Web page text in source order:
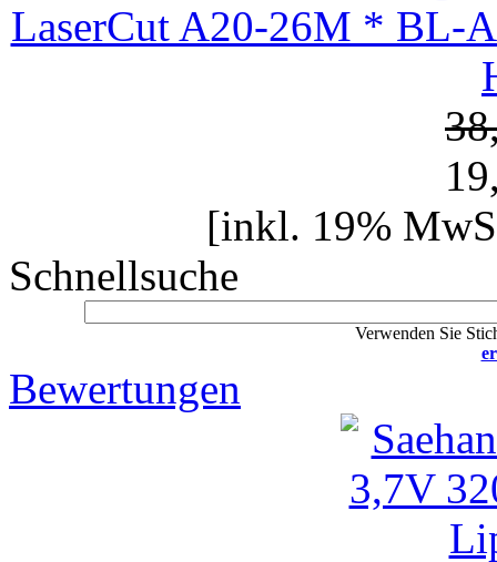
LaserCut A20-26M * BL-
[inkl. 19%
Schnellsuche
Verwenden Sie
Bewertungen